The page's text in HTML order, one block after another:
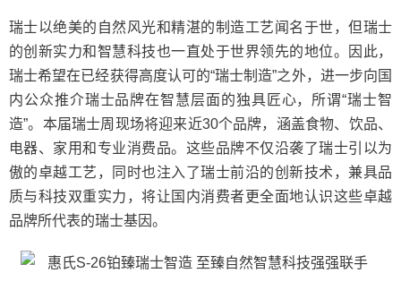
瑞士以绝美的自然风光和精湛的制造工艺闻名于世，但瑞士
的创新实力和智慧科技也一直处于世界领先的地位。因此，
瑞士希望在已经获得高度认可的“瑞士制造”之外，进一步向国
内公众推介瑞士品牌在智慧层面的独具匠心，所谓“瑞士智
造”。本届瑞士周现场将迎来近30个品牌，涵盖食物、饮品、
电器、家用和专业消费品。这些品牌不仅沿袭了瑞士引以为
傲的卓越工艺，同时也注入了瑞士前沿的创新技术，兼具品
质与科技双重实力，将让国内消费者更全面地认识这些卓越
品牌所代表的瑞士基因。